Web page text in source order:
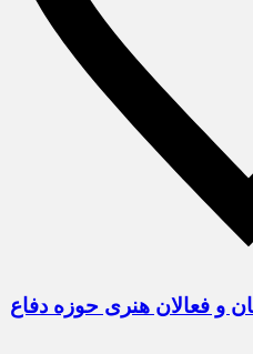
و فعالان هنری حوزه دفاع